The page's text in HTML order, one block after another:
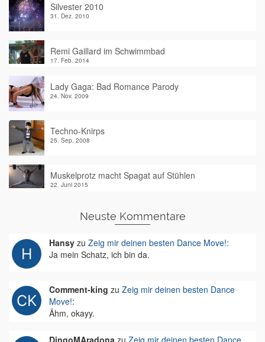
Silvester 2010
31. Dez. 2010
Remi Gaillard im Schwimmbad
17. Feb. 2014
Lady Gaga: Bad Romance Parody
24. Nov. 2009
Techno-Knirps
25. Sep. 2008
Muskelprotz macht Spagat auf Stühlen
22. Juni 2015
Neuste Kommentare
Hansy zu Zeig mir deinen besten Dance Move!:
Ja mein Schatz, ich bin da.
Comment-king zu Zeig mir deinen besten Dance
Move!:
Ähm, okayy.
DingoMAradona zu Zeig mir deinen besten Dance